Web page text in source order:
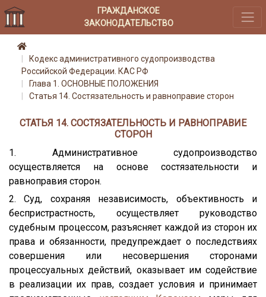
ГРАЖДАНСКОЕ
ЗАКОНОДАТЕЛЬСТВО
Кодекс административного судопроизводства
Российской Федерации. КАС РФ
Глава 1. ОСНОВНЫЕ ПОЛОЖЕНИЯ
Статья 14. Состязательность и равноправие сторон
СТАТЬЯ 14. СОСТЯЗАТЕЛЬНОСТЬ И РАВНОПРАВИЕ
СТОРОН
1. Административное судопроизводство
осуществляется на основе состязательности и
равноправия сторон.
2. Суд, сохраняя независимость, объективность и
беспристрастность, осуществляет руководство
судебным процессом, разъясняет каждой из сторон их
права и обязанности, предупреждает о последствиях
совершения или несовершения сторонами
процессуальных действий, оказывает им содействие
в реализации их прав, создает условия и принимает